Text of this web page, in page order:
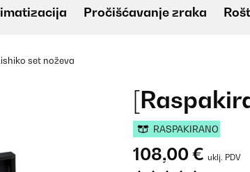
Pročišćavanje zraka
set noževa
RASPAKIRANO
108,00 € uklj. PDV